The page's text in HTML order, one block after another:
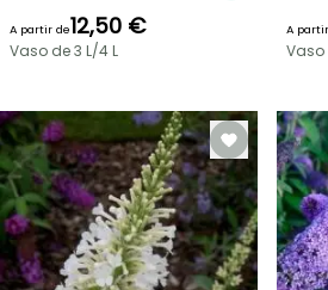
A partir de12,50 €
Vaso de 3 L/4 L
A
Vaso